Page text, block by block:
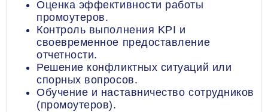
Оценка эффективности работы
промоутеров.
Контроль выполнения KPI и
своевременное предоставление
отчетности.
Решение конфликтных ситуаций или
спорных вопросов.
Обучение и наставничество сотрудников
(промоутеров).